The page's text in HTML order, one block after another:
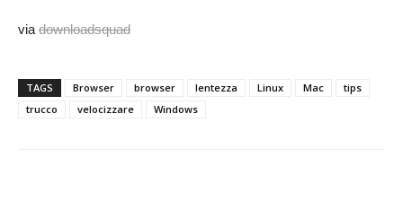
via downloadsquad
TAGS Browser browser lentezza Linux Mac
tips
trucco
velocizzare Windows